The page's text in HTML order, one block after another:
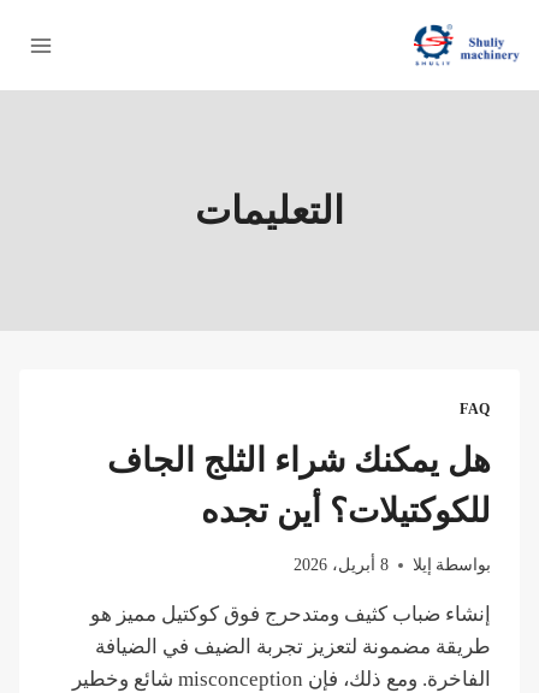
إلى
التعليمات
FAQ
هل يمكنك شراء الثلج الجاف
للكوكتيلات؟ أين تجده
بواسطة إيلا 8 أبريل، 2026
إنشاء ضباب كثيف ومتدحرج فوق كوكتيل مميز هو
طريقة مضمونة لتعزيز تجربة الضيف في الضيافة
الفاخرة. ومع ذلك، فإن misconception شائع وخطير